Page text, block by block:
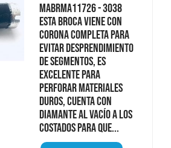
MABRMA11726 - 3038
Esta broca viene con
corona completa para
evitar desprendimiento
de segmentos, es
excelente para
perforar materiales
duros, cuenta con
diamante al vacío a los
costados para que...